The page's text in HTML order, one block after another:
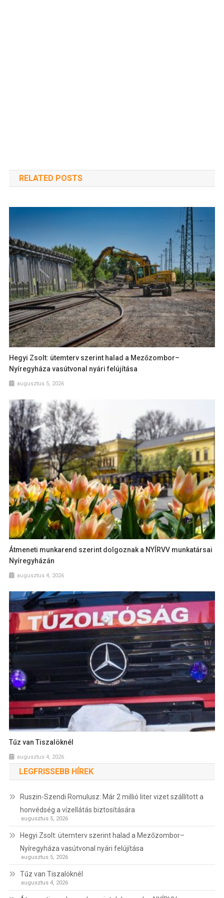
RELATED POSTS
Hegyi Zsolt: ütemterv szerint halad a Mezőzombor–
Nyíregyháza vasútvonal nyári felújítása
augusztus 5, 2026
Átmeneti munkarend szerint dolgoznak a NYÍRVV munkatársai
Nyíregyházán
augusztus 4, 2026
Tűz van Tiszalöknél
augusztus 4, 2026
LEGFRISSEBB HÍREK
Ruszin-Szendi Romulusz: Már 2 millió liter vizet szállított a
honvédség a vízellátás biztosítására
augusztus 5, 2026
Hegyi Zsolt: ütemterv szerint halad a Mezőzombor–
Nyíregyháza vasútvonal nyári felújítása
augusztus 5, 2026
Tűz van Tiszalöknél
augusztus 4, 2026